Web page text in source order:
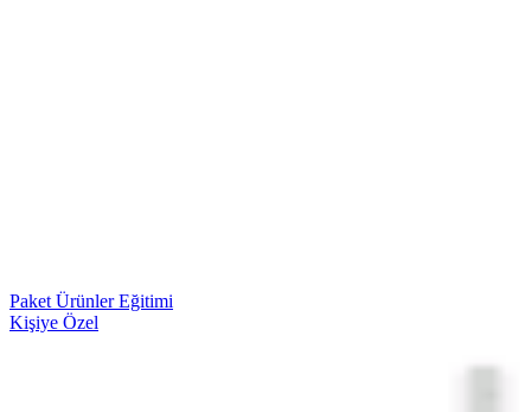
Paket Ürünler Eğitimi
Kişiye Özel